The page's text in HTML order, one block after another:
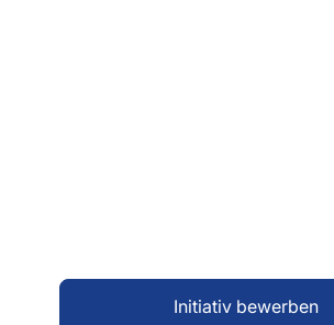
Initiativ bewerben